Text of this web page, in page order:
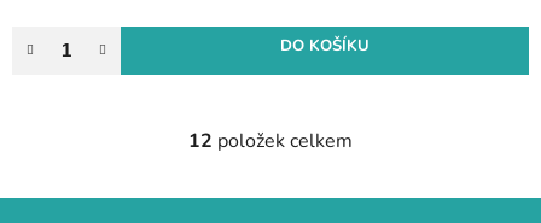
DO KOŠÍKU
O
l
12 položek celkem